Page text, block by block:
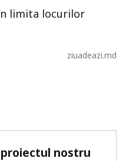
în limita locurilor
ziuadeazi.md
nostru